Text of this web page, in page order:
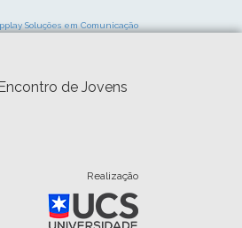
Soluções em Comunicação
de Jovens
Realização